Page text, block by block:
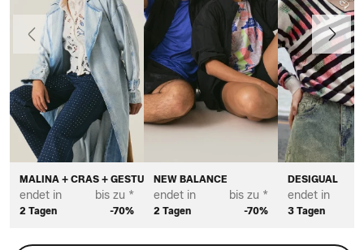
MALINA + CRAS + GESTUZ
endet in
2 Tagen
bis zu *
-70%
NEW BALANCE
endet in
2 Tagen
bis zu *
-70%
DESIGUAL
endet in
3 Tagen
Vorherige Weiter